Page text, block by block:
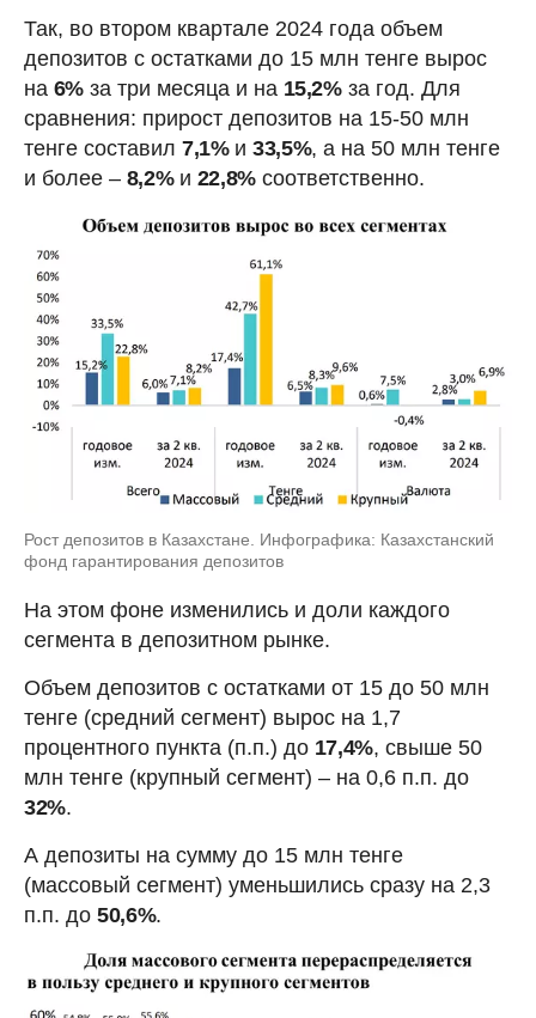
Так, во втором квартале 2024 года объем
депозитов с остатками до 15 млн тенге вырос
на 6%за три месяца и на 15,2%за год. Для
сравнения: прирост депозитов на 15-50 млн
тенге составил 7,1% и33,5%, а на 50 млн тенге
и более – 8,2% и 22,8% соответственно.
Рост депозитов в Казахстане. Инфографика: Казахстанский
фонд гарантирования депозитов
На этом фоне изменились и доли каждого
сегмента в депозитном рынке.
Объем депозитов с остатками от 15 до 50 млн
тенге (средний сегмент) вырос на 1,7
процентного пункта (п.п.) до 17,4%, свыше 50
млн тенге (крупный сегмент) – на 0,6 п.п. до
32%.
А депозиты на сумму до 15 млн тенге
(массовый сегмент) уменьшились сразу на 2,3
п.п. до 50,6%.